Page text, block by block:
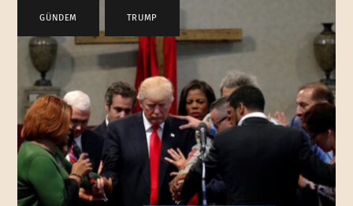
GÜNDEM TRUMP